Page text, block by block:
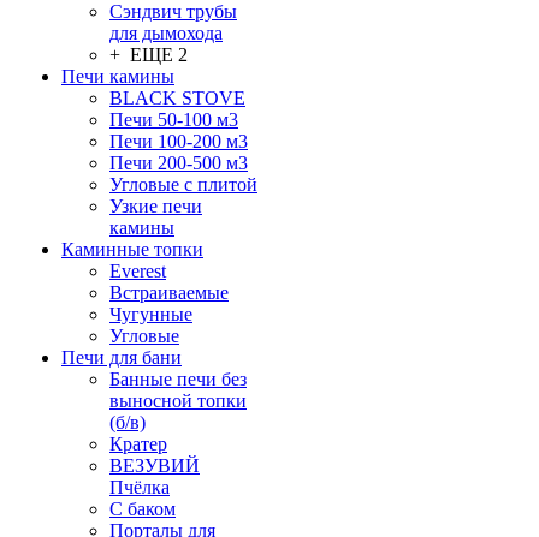
Сэндвич трубы
для дымохода
+ ЕЩЕ 2
Печи камины
BLACK STOVE
Печи 50-100 м3
Печи 100-200 м3
Печи 200-500 м3
Угловые с плитой
Узкие печи
камины
Каминные топки
Everest
Встраиваемые
Чугунные
Угловые
Печи для бани
Банные печи без
выносной топки
(б/в)
Кратер
ВЕЗУВИЙ
Пчёлка
С баком
Порталы для